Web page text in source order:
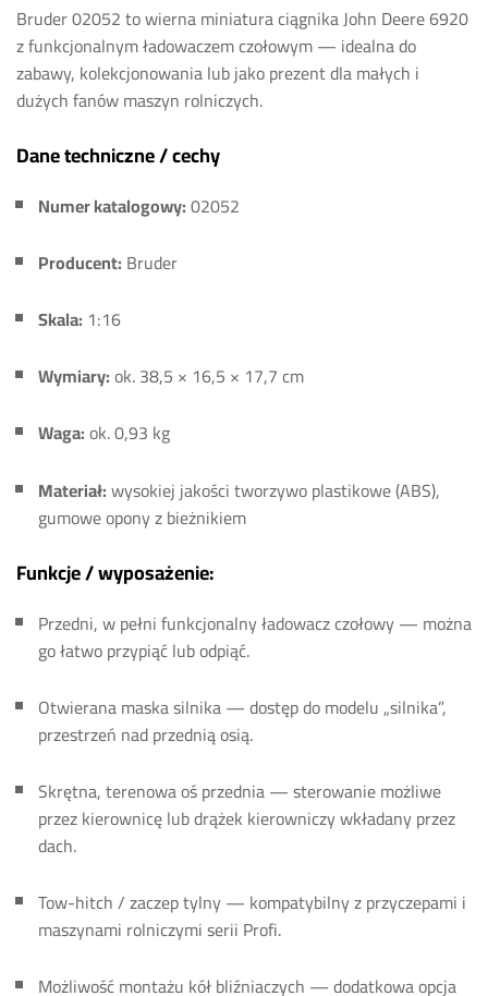
Bruder 02052 to wierna miniatura ciągnika John Deere 6920
z funkcjonalnym ładowaczem czołowym — idealna do
zabawy, kolekcjonowania lub jako prezent dla małych i
dużych fanów maszyn rolniczych.
Dane techniczne / cechy
Numer katalogowy:02052
Producent: Bruder
Skala: 1:16
Wymiary:ok. 38,5 × 16,5 × 17,7 cm
Waga:ok. 0,93 kg
Materiał:wysokiej jakości tworzywo plastikowe (ABS),
gumowe opony z bieżnikiem
Funkcje / wyposażenie:
Przedni, w pełni funkcjonalny ładowacz czołowy — można
go łatwo przypiąć lub odpiąć.
Otwierana maska silnika — dostęp do modelu „silnika”,
przestrzeń nad przednią osią.
Skrętna, terenowa oś przednia — sterowanie możliwe
przez kierownicę lub drążek kierowniczy wkładany przez
dach.
Tow-hitch / zaczep tylny — kompatybilny z przyczepami i
maszynami rolniczymi serii Profi.
Możliwość montażu kół bliźniaczych — dodatkowa opcja